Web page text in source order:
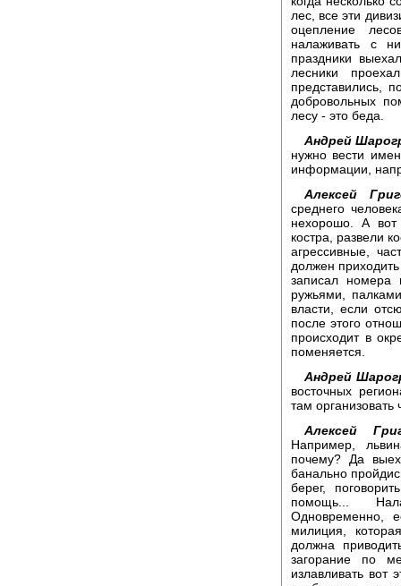
лес, все эти
оцепление
налаживать с
праздники
лесники
представились,
добровольных
лесу - это беда.
Андрей
нужно вести
информации,
Алексей
среднего
нехорошо. А вот
костра, развели
агрессивные,
должен приходить
записал
ружьями,
власти, если
после этого
происходит в
поменяется.
Андрей
восточных
там организовать
Алексей
Например,
почему? Да
банально
берег,
помощь...
Одновременно,
милиция,
должна
загорание по
излавливать вот